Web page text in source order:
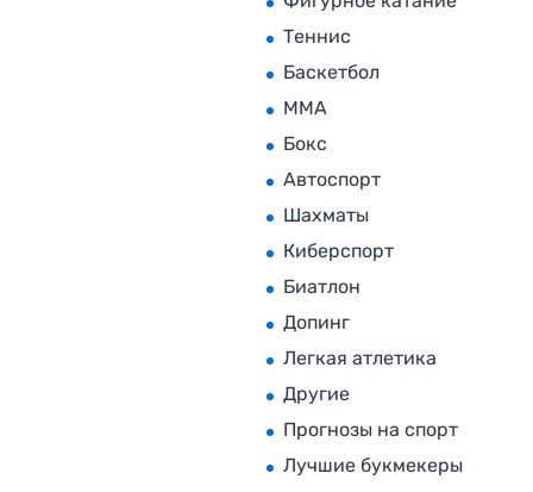
Теннис
Баскетбол
MMA
Бокс
Автоспорт
Шахматы
Киберспорт
Биатлон
Допинг
Легкая атлетика
Другие
Прогнозы на спорт
Лучшие букмекеры